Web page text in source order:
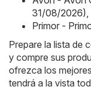
31/08/2026)
Primor -
Prepare la lista de
y compre sus
ofrezca los
tendrá a la vista